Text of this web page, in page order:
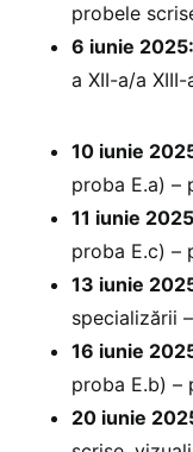
probele
6 iunie 2025:
a XII-a/a XIII-
10 iunie
proba E.a) –
11 iunie
proba E.c) –
13 iunie
specializării
16 iunie
proba E.b) –
20 iunie